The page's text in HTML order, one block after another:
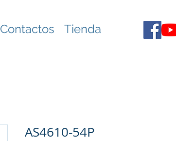
Contactos Tienda
AS4610-54P